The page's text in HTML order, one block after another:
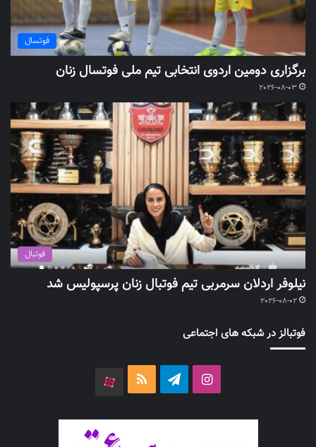
فوتسال
برگزاری دومین اردوی انتخابی تیم ملی فوتسال زنان
2026-08-03
فوتبال
نیلوفر اردلان سرمربی تیم فوتبال زنان پرسپولیس شد
2026-08-02
فوتبالز در شبکه های اجتماعی
اینستاگرامتلگرام خوراک